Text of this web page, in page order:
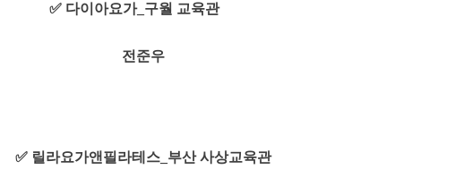
✅ 다이아요가_구월 교육관
전준우
✅ 릴라요가앤필라테스_부산 사상교육관